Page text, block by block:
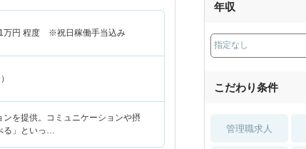
万円 程度 ※祝日稼働手当込み
を提供。コミュニケーションや摂
る」といっ…
年収
こだわり条件
管理職求人